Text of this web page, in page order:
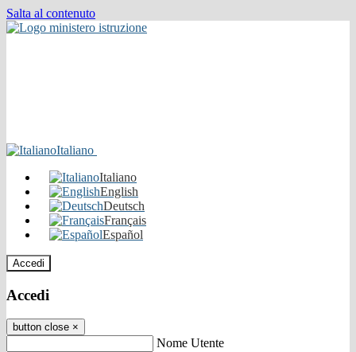
Salta al contenuto
Italiano
Italiano
English
Deutsch
Français
Español
Accedi
Accedi
button close ×
Nome Utente